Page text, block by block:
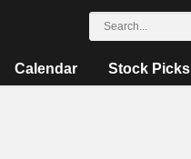
Calendar Stock Picks